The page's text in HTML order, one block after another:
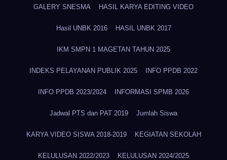
GALERY SNESMA HASIL KARYA EDITING VIDEO
Hasil UNBK 2016 HASIL UNBK 2017
IKM SMPN 1 MAGETAN TAHUN 2025
INDEKS PELAYANAN PUBLIK 2025 INFO PPDB 2022
INFO PPDB 2023/2024 INFORMASI SPMB 2026
Jadwal PTS dan PAT 2019 Jumlah Siswa
KARYA VIDEO SISWA 2018-2019 KEGIATAN SEKOLAH
KELULUSAN 2022/2023 KELULUSAN 2024/2025